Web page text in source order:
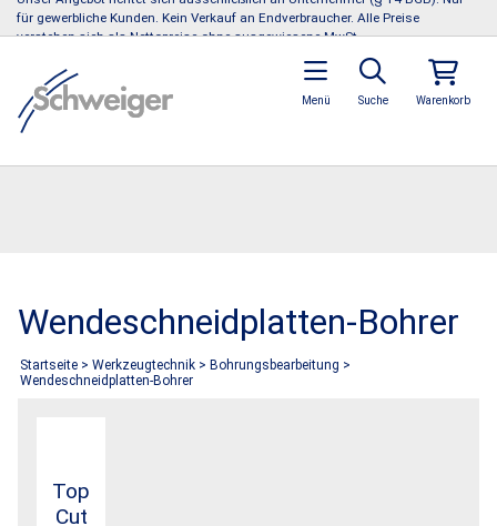
Wendeschneidplatten-Bohrer
Startseite > Werkzeugtechnik > Bohrungsbearbeitung >
Wendeschneidplatten-Bohrer
Top
Cut
Warenkorb
Suche
Menü
für gewerbliche Kunden. Kein Verkauf an Endverbraucher. Alle Preise
verstehen sich als Nettopreise ohne ausgewiesene MwSt.